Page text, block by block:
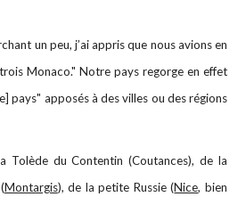
un peu, j’ai appris que nous avions en
Monaco." Notre pays regorge en effet
pays" apposés à des villes ou des régions
du Contentin (Coutances), de la
Montargis), de la petite Russie (Nice, bien